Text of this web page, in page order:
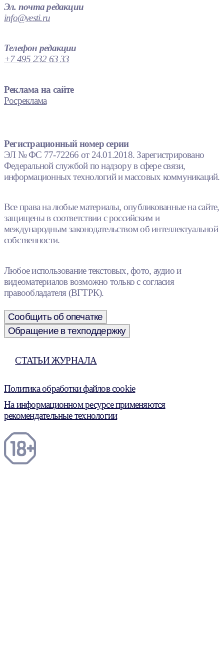
Эл. почта редакции
info@vesti.ru
Телефон редакции
+7 495 232 63 33
Реклама на сайте
Росреклама
Регистрационный номер серии
ЭЛ № ФС 77-72266 от 24.01.2018. Зарегистрировано
Федеральной службой по надзору в сфере связи,
информационных технологий и массовых коммуникаций.
Все права на любые материалы, опубликованные на сайте,
защищены в соответствии с российским и
международным законодательством об интеллектуальной
собственности.
Любое использование текстовых, фото, аудио и
видеоматериалов возможно только с согласия
правообладателя (ВГТРК).
Сообщить об опечатке
Обращение в техподдержку
СТАТЬИ ЖУРНАЛА
Политика обработки файлов cookie
На информационном ресурсе применяются
рекомендательные технологии